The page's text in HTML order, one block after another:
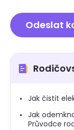
Jak čistit
Jak
Průvodce